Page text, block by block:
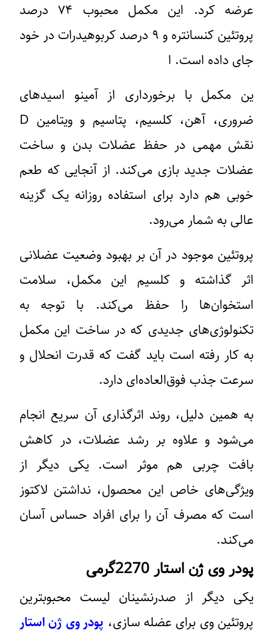
عرضه کرد. این مکمل محبوب ۷۴ درصد
پروتئین کنسانتره و ۹ درصد کربوهیدرات در خود
جای داده است. ا
ین مکمل با برخورداری از آمینو اسیدهای
ضروری، آهن، کلسیم، پتاسیم و ویتامین D
نقش مهمی در حفظ عضلات بدن و ساخت
عضلات جدید بازی می‌کند. از آنجایی که طعم
خوبی هم دارد برای استفاده روزانه یک گزینه
عالی به شمار می‌رود.
پروتئین موجود در آن بر بهبود وضعیت عضلانی
اثر گذاشته و کلسیم این مکمل، سلامت
استخوان‌ها را حفظ می‌کند. با توجه به
تکنولوژی‌های جدیدی که در ساخت این مکمل
به کار رفته است باید گفت که قدرت انحلال و
سرعت جذب فوق‌العاده‌ای دارد‌.
به همین دلیل، روند اثرگذاری آن سریع انجام
می‌شود و علاوه بر رشد عضلات، در کاهش
بافت چربی هم موثر است. یکی دیگر از
ویژگی‌های خاص این محصول، نداشتن لاکتوز
است که مصرف آن را برای افراد حساس آسان
می‌کند.
پودر وی ژن استار 2270گرمی
یکی دیگر از صدرنشینان لیست محبوبترین
پروتئین وی برای عضله سازی، پودر وی ژن استار